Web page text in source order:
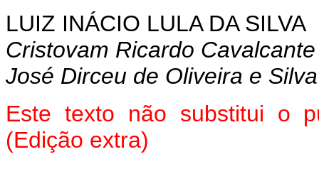
LUIZ INÁCIO LULA DA SILVA
Cristovam Ricardo
José Dirceu de Oliveira e Silva
Este texto não substitui o
(Edição extra)